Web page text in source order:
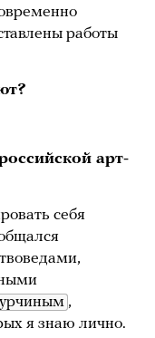
работы
арт-
себя
,
я знаю лично.